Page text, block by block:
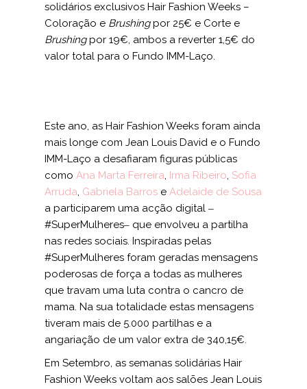
solidários exclusivos Hair Fashion Weeks –
Coloração e Brushingpor 25€ e Corte e
Brushingpor 19€, ambos a reverter 1,5€ do
valor total para o Fundo IMM-Laço.
Este ano, as Hair Fashion Weeks foram ainda
mais longe com Jean Louis David e o Fundo
IMM-Laço a desafiaram figuras públicas
como Ana Marta Ferreira, Irma Ribeiro, Sofia
Arruda, Gabriela Barros e Adelaide de Sousa
a participarem uma acção digital ‒
#SuperMulheres‒ que envolveu a partilha
nas redes sociais. Inspiradas pelas
#SuperMulheres foram geradas mensagens
poderosas de força a todas as mulheres
que travam uma luta contra o cancro de
mama. Na sua totalidade estas mensagens
tiveram mais de 5.000 partilhas e a
angariação de um valor extra de 340,15€.
Em Setembro, as semanas solidárias Hair
Fashion Weeks voltam aos salões Jean Louis